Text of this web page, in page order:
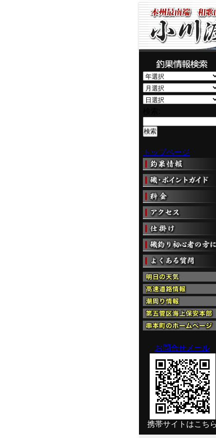
トップページ
お問合せメール
携帯サイトはこちら